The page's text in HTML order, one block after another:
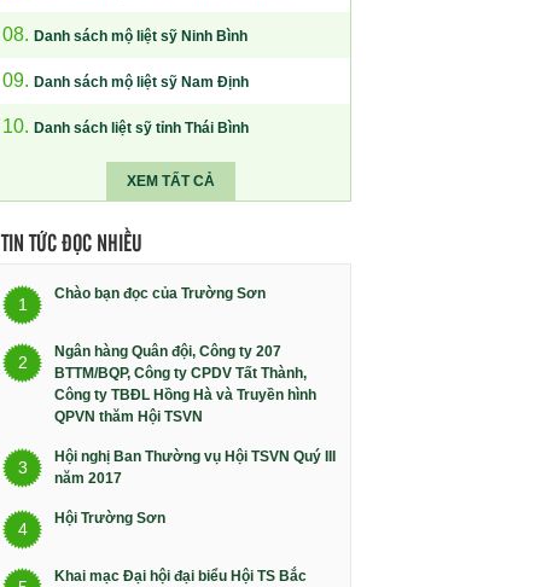
08. Danh sách mộ liệt sỹ Ninh Bình
09. Danh sách mộ liệt sỹ Nam Định
10. Danh sách liệt sỹ tỉnh Thái Bình
XEM TẤT CẢ
TIN TỨC ĐỌC NHIỀU
1
Chào bạn đọc của Trường Sơn
2
Ngân hàng Quân đội, Công ty 207
BTTM/BQP, Công ty CPDV Tất Thành,
Công ty TBĐL Hồng Hà và Truyền hình
QPVN thăm Hội TSVN
3
Hội nghị Ban Thường vụ Hội TSVN Quý III
năm 2017
4
Hội Trường Sơn
Khai mạc Đại hội đại biểu Hội TS Bắc